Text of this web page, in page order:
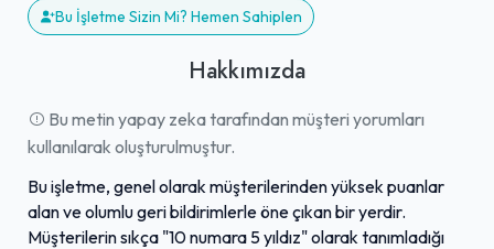
Bu İşletme Sizin Mi? Hemen Sahiplen
Hakkımızda
Bu metin yapay zeka tarafından müşteri yorumları
kullanılarak oluşturulmuştur.
Bu işletme, genel olarak müşterilerinden yüksek puanlar
alan ve olumlu geri bildirimlerle öne çıkan bir yerdir.
Müşterilerin sıkça "10 numara 5 yıldız" olarak tanımladığı